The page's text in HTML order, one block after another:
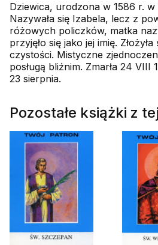
Dziewica, urodzona w 1586 r.
Nazywała się Izabela, lecz z
różowych policzków, matka
przyjęło się jako jej imię.
czystości. Mistyczne
posługą bliźnim. Zmarła 24 VIII
23 sierpnia.
Pozostałe książki z